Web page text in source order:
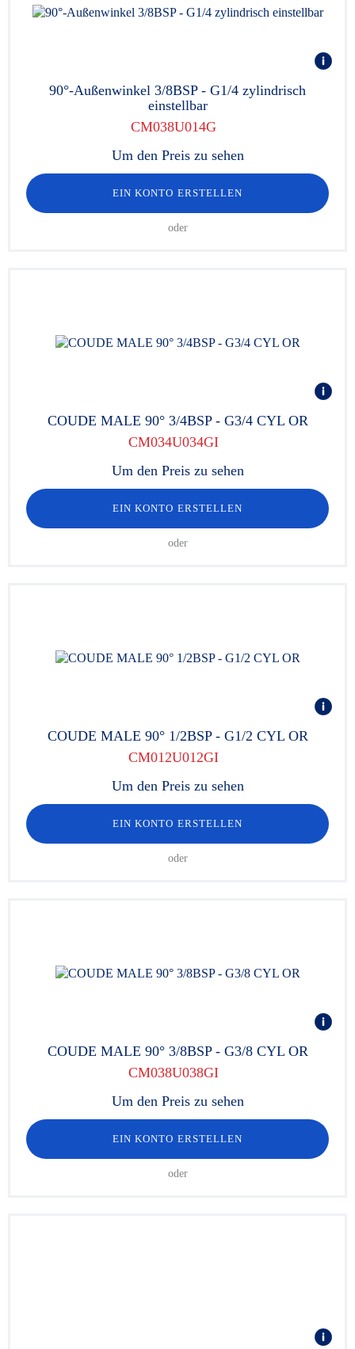
90°-Außenwinkel 3/8BSP - G1/4 zylindrisch
einstellbar
CM038U014G
Um den Preis zu sehen
EIN KONTO ERSTELLEN
oder
COUDE MALE 90° 3/4BSP - G3/4 CYL OR
CM034U034GI
Um den Preis zu sehen
EIN KONTO ERSTELLEN
oder
COUDE MALE 90° 1/2BSP - G1/2 CYL OR
CM012U012GI
Um den Preis zu sehen
EIN KONTO ERSTELLEN
oder
COUDE MALE 90° 3/8BSP - G3/8 CYL OR
CM038U038GI
Um den Preis zu sehen
EIN KONTO ERSTELLEN
oder